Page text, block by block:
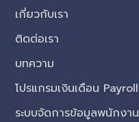
เกี่ยวกับเรา
ติดต่อเรา
บทความ
โปรแกรมเงินเดือน Payroll
ระบบจัดการข้อมูลพนักงาน